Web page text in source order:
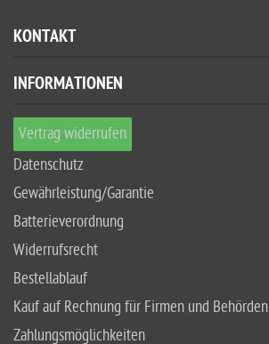
KONTAKT
INFORMATIONEN
Vertrag widerrufen
Datenschutz
Gewährleistung/Garantie
Batterieverordnung
Widerrufsrecht
Bestellablauf
Kauf auf Rechnung für Firmen und Behörden
Zahlungsmöglichkeiten